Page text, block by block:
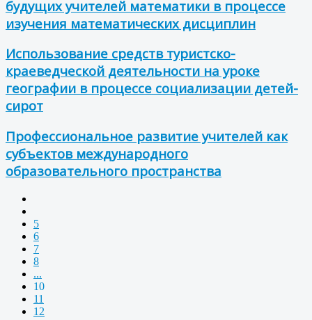
будущих учителей математики в процессе
изучения математических дисциплин
Использование средств туристско-
краеведческой деятельности на уроке
географии в процессе социализации детей-
сирот
Профессиональное развитие учителей как
субъектов международного
образовательного пространства
5
6
7
8
...
10
11
12